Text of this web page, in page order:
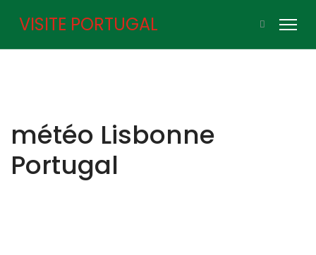
VISITE PORTUGAL
météo Lisbonne
Portugal